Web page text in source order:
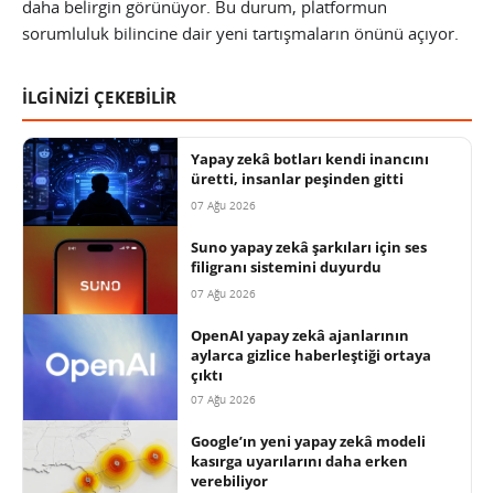
daha belirgin görünüyor. Bu durum, platformun
sorumluluk bilincine dair yeni tartışmaların önünü açıyor.
İLGİNİZİ ÇEKEBİLİR
Yapay zekâ botları kendi inancını
üretti, insanlar peşinden gitti
07 Ağu 2026
Suno yapay zekâ şarkıları için ses
filigranı sistemini duyurdu
07 Ağu 2026
OpenAI yapay zekâ ajanlarının
aylarca gizlice haberleştiği ortaya
çıktı
07 Ağu 2026
Google’ın yeni yapay zekâ modeli
kasırga uyarılarını daha erken
verebiliyor